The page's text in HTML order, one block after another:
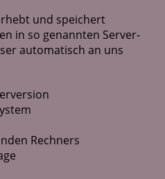
und speichert
in so genannten Server-
automatisch an uns
Rechners